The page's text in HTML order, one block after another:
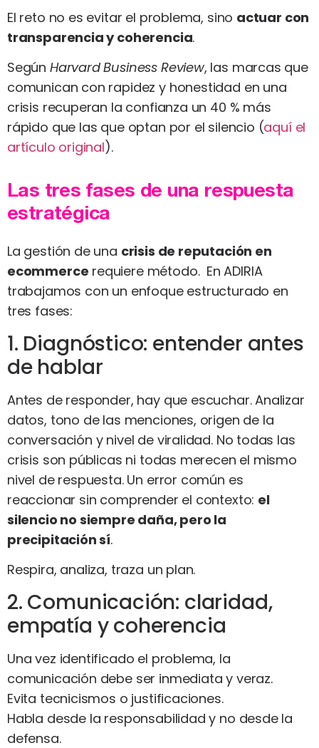
El reto no es evitar el problema, sino actuar con
transparencia y coherencia.
Según Harvard Business Review, las marcas que
comunican con rapidez y honestidad en una
crisis recuperan la confianza un 40 % más
rápido que las que optan por el silencio (aquí el
artículo original).
Las tres fases de una respuesta
estratégica
La gestión de una crisis de reputación en
ecommerce requiere método. En ADIRIA
trabajamos con un enfoque estructurado en
tres fases:
1. Diagnóstico: entender antes
de hablar
Antes de responder, hay que escuchar. Analizar
datos, tono de las menciones, origen de la
conversación y nivel de viralidad. No todas las
crisis son públicas ni todas merecen el mismo
nivel de respuesta. Un error común es
reaccionar sin comprender el contexto: el
silencio no siempre daña, pero la
precipitación sí.
Respira, analiza, traza un plan.
2. Comunicación: claridad,
empatía y coherencia
Una vez identificado el problema, la
comunicación debe ser inmediata y veraz.
Evita tecnicismos o justificaciones.
Habla desde la responsabilidad y no desde la
defensa.